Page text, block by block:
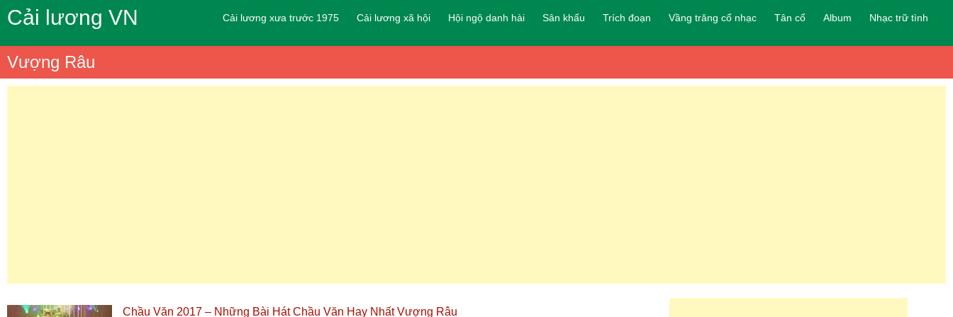
Cải lương VN Cải lương xưa trước 1975 Cải lương xã hội Hội ngộ danh hài Sân khấu Trích đoạn Vầng trăng cổ nhạc Tân cổ Album Nhạc trữ tình
Vượng Râu
Chầu Văn 2017 – Những Bài Hát Chầu Văn Hay Nhất Vượng Râu